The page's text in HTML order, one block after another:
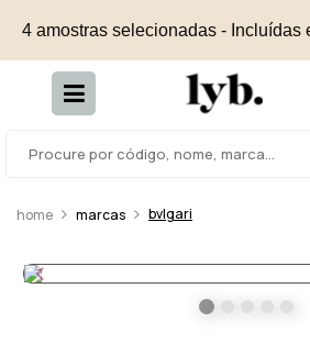
4 amostras selecionadas - Incluídas
marcas bvlgari